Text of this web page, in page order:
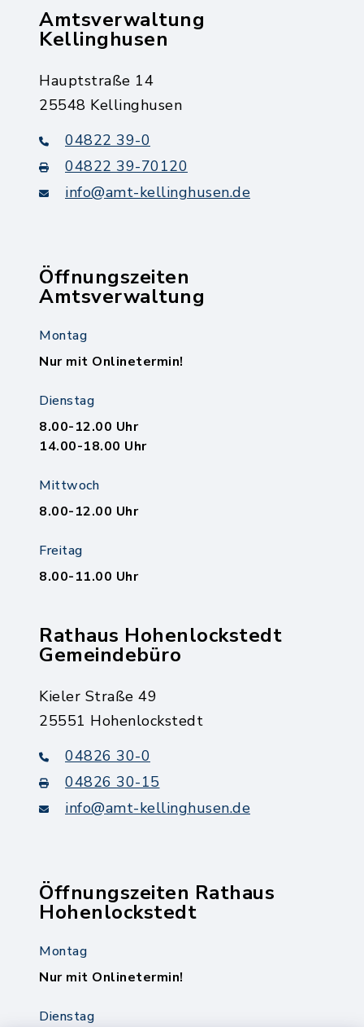
Amtsverwaltung
Kellinghusen
Hauptstraße 14
25548 Kellinghusen
04822 39-0
04822 39-70120
info@amt-kellinghusen.de
Öffnungszeiten
Amtsverwaltung
Montag
Nur mit Onlinetermin!
Dienstag
8.00-12.00 Uhr
14.00-18.00 Uhr
Mittwoch
8.00-12.00 Uhr
Freitag
8.00-11.00 Uhr
Rathaus Hohenlockstedt
Gemeindebüro
Kieler Straße 49
25551 Hohenlockstedt
04826 30-0
04826 30-15
info@amt-kellinghusen.de
Öffnungszeiten Rathaus
Hohenlockstedt
Montag
Nur mit Onlinetermin!
Dienstag